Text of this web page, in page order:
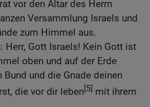
vor den Altar des Herrn
Versammlung Israels und
zum Himmel aus.
Herr, Gott Israels! Kein Gott ist
oben und auf der Erde
Bund und die Gnade deinen
die vor dir leben[5] mit ihrem